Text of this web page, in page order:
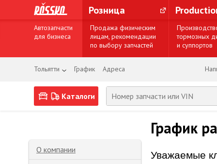
Розница
Автозапчасти
для бизнеса
Продажа физическим
лицам, рекомендации
по выбору запчастей
тормозных
и суппортов
Тольятти График Адреса
Каталоги
О компании
График
Уважаемые